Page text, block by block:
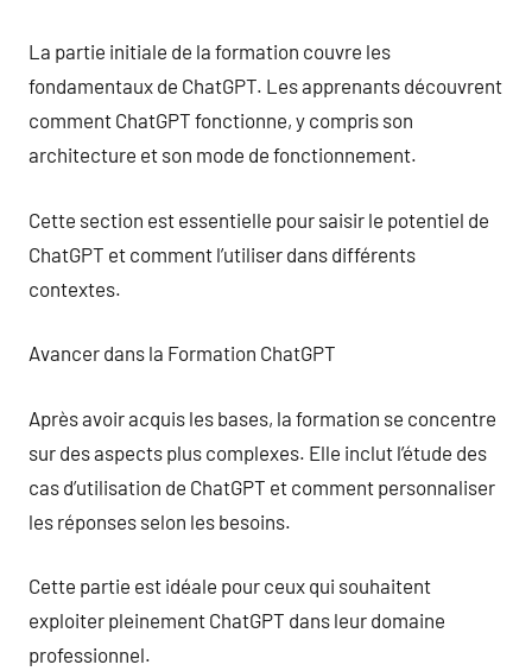
La partie initiale de la formation couvre les
fondamentaux de ChatGPT. Les apprenants découvrent
comment ChatGPT fonctionne, y compris son
architecture et son mode de fonctionnement.
Cette section est essentielle pour saisir le potentiel de
ChatGPT et comment l’utiliser dans différents
contextes.
Avancer dans la Formation ChatGPT
Après avoir acquis les bases, la formation se concentre
sur des aspects plus complexes. Elle inclut l’étude des
cas d’utilisation de ChatGPT et comment personnaliser
les réponses selon les besoins.
Cette partie est idéale pour ceux qui souhaitent
exploiter pleinement ChatGPT dans leur domaine
professionnel.